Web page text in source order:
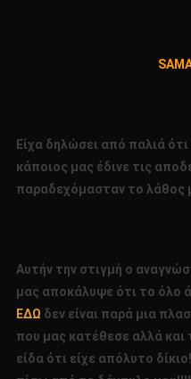
Είχα δηλώσει από παλιά
κάποιος μας έδινε τις
παραδεχόμασταν το λάθος
Αυτήν την στιγμή ο
μας αποκάλυψε ότι το όλο
ΕΔΩ δεν είναι παρά μια
που μας κατέθεσε αλλά και
είδα ότι είχε απόλυτο